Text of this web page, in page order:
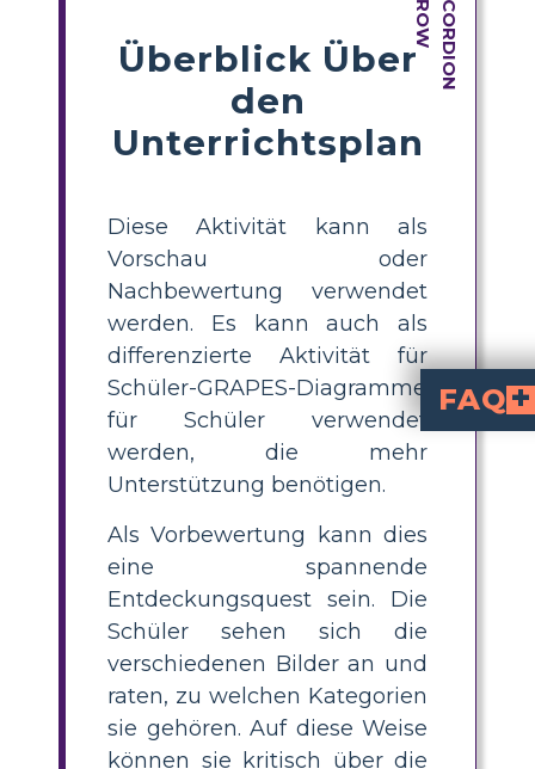
Überblick Über
den
Unterrichtsplan
Diese Aktivität kann als
Vorschau oder
Nachbewertung verwendet
werden. Es kann auch als
differenzierte Aktivität für
Schüler-GRAPES-Diagramme
für Schüler verwendet
werden, die mehr
Unterstützung benötigen.
Als Vorbewertung kann dies
eine spannende
Entdeckungsquest sein. Die
Schüler sehen sich die
verschiedenen Bilder an und
raten, zu welchen Kategorien
sie gehören. Auf diese Weise
können sie kritisch über die
FAQ